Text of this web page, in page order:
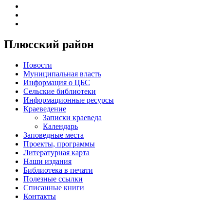
Плюсский район
Новости
Муниципальная власть
Информация о ЦБС
Сельские библиотеки
Информационные ресурсы
Краеведение
Записки краеведа
Календарь
Заповедные места
Проекты, программы
Литературная карта
Наши издания
Библиотека в печати
Полезные ссылки
Списанные книги
Контакты